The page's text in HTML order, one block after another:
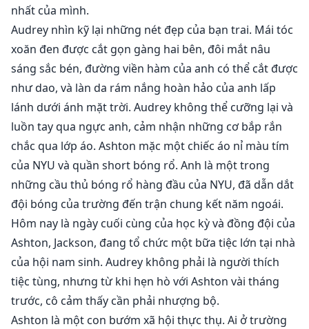
nhất của mình.
Audrey nhìn kỹ lại những nét đẹp của bạn trai. Mái tóc
xoăn đen được cắt gọn gàng hai bên, đôi mắt nâu
sáng sắc bén, đường viền hàm của anh có thể cắt được
như dao, và làn da rám nắng hoàn hảo của anh lấp
lánh dưới ánh mặt trời. Audrey không thể cưỡng lại và
luồn tay qua ngực anh, cảm nhận những cơ bắp rắn
chắc qua lớp áo. Ashton mặc một chiếc áo nỉ màu tím
của NYU và quần short bóng rổ. Anh là một trong
những cầu thủ bóng rổ hàng đầu của NYU, đã dẫn dắt
đội bóng của trường đến trận chung kết năm ngoái.
Hôm nay là ngày cuối cùng của học kỳ và đồng đội của
Ashton, Jackson, đang tổ chức một bữa tiệc lớn tại nhà
của hội nam sinh. Audrey không phải là người thích
tiệc tùng, nhưng từ khi hẹn hò với Ashton vài tháng
trước, cô cảm thấy cần phải nhượng bộ.
Ashton là một con bướm xã hội thực thụ. Ai ở trường